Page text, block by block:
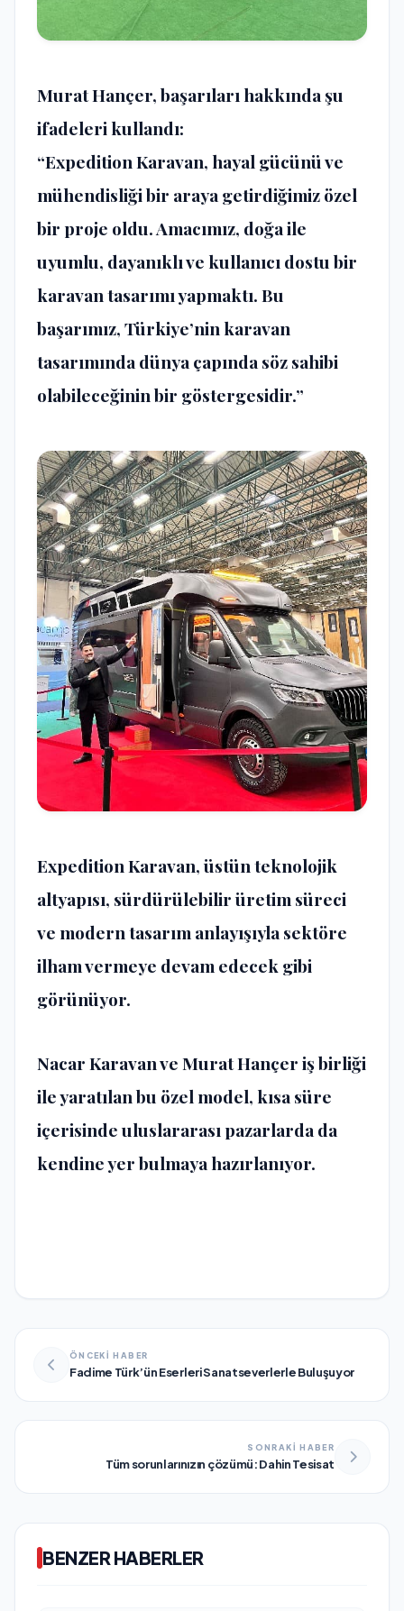
Murat Hançer, başarıları hakkında şu
ifadeleri kullandı:
“Expedition Karavan, hayal gücünü ve
mühendisliği bir araya getirdiğimiz özel
bir proje oldu. Amacımız, doğa ile
uyumlu, dayanıklı ve kullanıcı dostu bir
karavan tasarımı yapmaktı. Bu
başarımız, Türkiye’nin karavan
tasarımında dünya çapında söz sahibi
olabileceğinin bir göstergesidir.”
Expedition Karavan, üstün teknolojik
altyapısı, sürdürülebilir üretim süreci
ve modern tasarım anlayışıyla sektöre
ilham vermeye devam edecek gibi
görünüyor.
Nacar Karavan ve Murat Hançer iş birliği
ile yaratılan bu özel model, kısa süre
içerisinde uluslararası pazarlarda da
kendine yer bulmaya hazırlanıyor.
ÖNCEKİ HABER
Fadime Türk’ün Eserleri Sanatseverlerle Buluşuyor
SONRAKİ HABER
Tüm sorunlarınızın çözümü: Dahin Tesisat
BENZER HABERLER